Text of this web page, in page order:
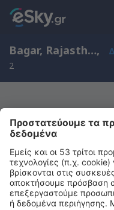
Bagar, Rajasthan, Ινδία,
2
Μας
αποτελέσματα
Προσπαθήστε να κάνετε